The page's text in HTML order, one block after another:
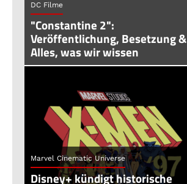
DC Filme
"Constantine 2":
Veröffentlichung, Besetzung &
Alles, was wir wissen
Marvel Cinematic Universe
Disney+ kündigt historische